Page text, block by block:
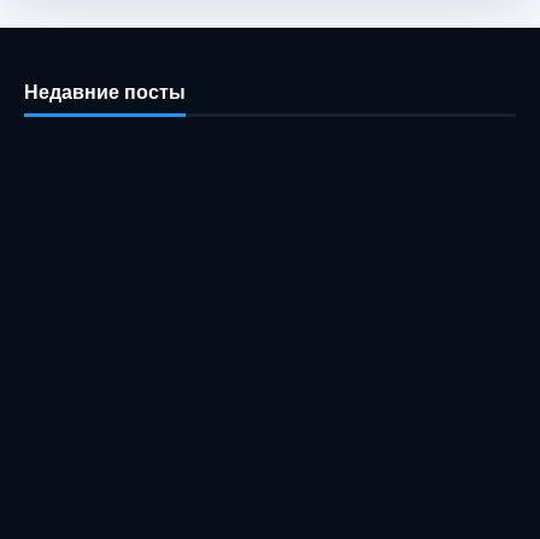
Недавние посты